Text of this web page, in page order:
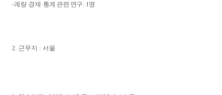
-계량 경제 ·통계 관련 연구: 1명
2. 근무지 : 서울